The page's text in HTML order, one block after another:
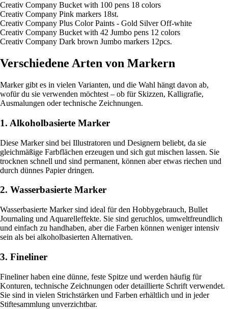
Creativ Company Bucket with 100 pens 18 colors
Creativ Company Pink markers 18st.
Creativ Company Plus Color Paints - Gold Silver Off-white
Creativ Company Bucket with 42 Jumbo pens 12 colors
Creativ Company Dark brown Jumbo markers 12pcs.
Verschiedene Arten von Markern
Marker gibt es in vielen Varianten, und die Wahl hängt davon ab,
wofür du sie verwenden möchtest – ob für Skizzen, Kalligrafie,
Ausmalungen oder technische Zeichnungen.
1. Alkoholbasierte Marker
Diese Marker sind bei Illustratoren und Designern beliebt, da sie
gleichmäßige Farbflächen erzeugen und sich gut mischen lassen. Sie
trocknen schnell und sind permanent, können aber etwas riechen und
durch dünnes Papier dringen.
2. Wasserbasierte Marker
Wasserbasierte Marker sind ideal für den Hobbygebrauch, Bullet
Journaling und Aquarelleffekte. Sie sind geruchlos, umweltfreundlich
und einfach zu handhaben, aber die Farben können weniger intensiv
sein als bei alkoholbasierten Alternativen.
3. Fineliner
Fineliner haben eine dünne, feste Spitze und werden häufig für
Konturen, technische Zeichnungen oder detaillierte Schrift verwendet.
Sie sind in vielen Strichstärken und Farben erhältlich und in jeder
Stiftesammlung unverzichtbar.